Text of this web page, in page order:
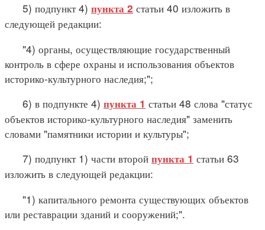
5) подпункт 4) пункта 2 статьи 40 изложить в
следующей редакции:
"4) органы, осуществляющие государственный
контроль в сфере охраны и использования объектов
историко-культурного наследия;";
6) в подпункте 4) пункта 1 статьи 48 слова "статус
объектов историко-культурного наследия" заменить
словами "памятники истории и культуры";
7) подпункт 1) части второй пункта 1 статьи 63
изложить в следующей редакции:
"1) капитального ремонта существующих объектов
или реставрации зданий и сооружений;".